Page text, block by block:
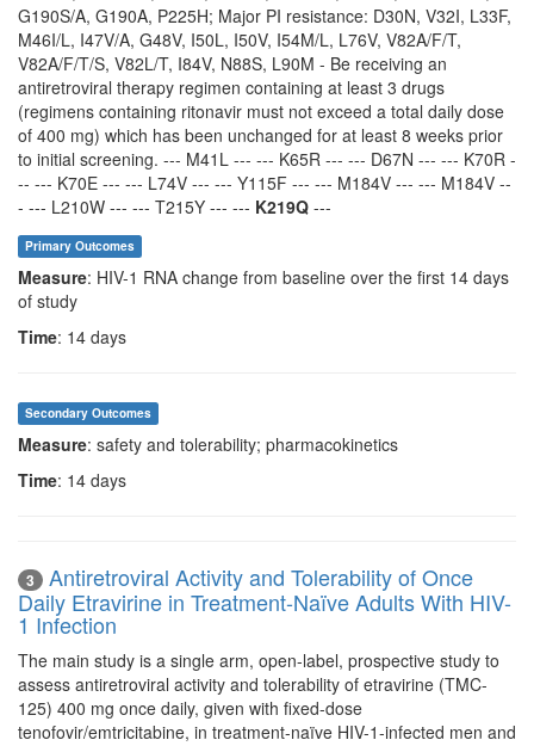
G190S/A, G190A, P225H; Major PI resistance: D30N, V32I, L33F,
M46I/L, I47V/A, G48V, I50L, I50V, I54M/L, L76V, V82A/F/T,
V82A/F/T/S, V82L/T, I84V, N88S, L90M - Be receiving an
antiretroviral therapy regimen containing at least 3 drugs
(regimens containing ritonavir must not exceed a total daily dose
of 400 mg) which has been unchanged for at least 8 weeks prior
to initial screening. --- M41L --- --- K65R --- --- D67N --- --- K70R -
-- --- K70E --- --- L74V --- --- Y115F --- --- M184V --- --- M184V --
- --- L210W --- --- T215Y --- --- K219Q ---
Primary Outcomes
Measure: HIV-1 RNA change from baseline over the first 14 days
of study
Time: 14 days
Secondary Outcomes
Measure: safety and tolerability; pharmacokinetics
Time: 14 days
3
Antiretroviral Activity and Tolerability of Once
Daily Etravirine in Treatment-Naïve Adults With HIV-
1 Infection
The main study is a single arm, open-label, prospective study to
assess antiretroviral activity and tolerability of etravirine (TMC-
125) 400 mg once daily, given with fixed-dose
tenofovir/emtricitabine, in treatment-naïve HIV-1-infected men and